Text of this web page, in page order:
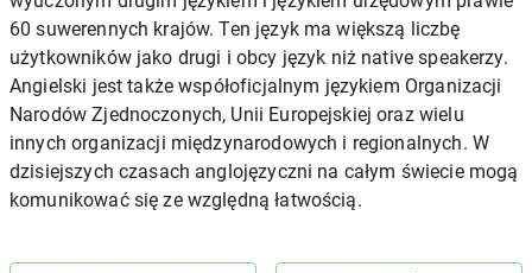
60 suwerennych krajów. Ten język ma większą liczbę
użytkowników jako drugi i obcy język niż native speakerzy.
Angielski jest także współoficjalnym językiem Organizacji
Narodów Zjednoczonych, Unii Europejskiej oraz wielu
innych organizacji międzynarodowych i regionalnych. W
dzisiejszych czasach anglojęzyczni na całym świecie mogą
komunikować się ze względną łatwością.